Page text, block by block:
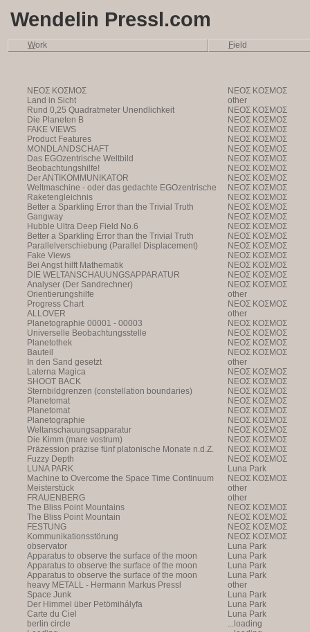
Wendelin Pressl.com
Work Field
NEOΣ KOΣMOΣ
NEOΣ KOΣMOΣ
Land in Sicht
other
Rund 0,25 Quadratmeter Unendlichkeit
NEOΣ KOΣMOΣ
Die Planeten B
NEOΣ KOΣMOΣ
FAKE VIEWS
NEOΣ KOΣMOΣ
Product Features
NEOΣ KOΣMOΣ
MONDLANDSCHAFT
NEOΣ KOΣMOΣ
Das EGOzentrische Weltbild
NEOΣ KOΣMOΣ
Beobachtungshilfe!
NEOΣ KOΣMOΣ
Der ANTIKOMMUNIKATOR
NEOΣ KOΣMOΣ
Weltmaschine - oder das gedachte EGOzentrische
Weltbild
NEOΣ KOΣMOΣ
Raketengleichnis
NEOΣ KOΣMOΣ
Better a Sparkling Error than the Trivial Truth
NEOΣ KOΣMOΣ
Gangway
NEOΣ KOΣMOΣ
Hubble Ultra Deep Field No.6
NEOΣ KOΣMOΣ
Better a Sparkling Error than the Trivial Truth
NEOΣ KOΣMOΣ
Parallelverschiebung (Parallel Displacement)
NEOΣ KOΣMOΣ
Fake Views
NEOΣ KOΣMOΣ
Bei Angst hilft Mathematik
NEOΣ KOΣMOΣ
DIE WELTANSCHAUUNGSAPPARATUR
NEOΣ KOΣMOΣ
Analyser (Der Sandrechner)
NEOΣ KOΣMOΣ
Orientierungshilfe
other
Progress Chart
NEOΣ KOΣMOΣ
ALLOVER
other
Planetographie 00001 - 00003
NEOΣ KOΣMOΣ
Universelle Beobachtungsstelle
NEOΣ KOΣMOΣ
Planetothek
NEOΣ KOΣMOΣ
Bauteil
NEOΣ KOΣMOΣ
In den Sand gesetzt
other
Laterna Magica
NEOΣ KOΣMOΣ
SHOOT BACK
NEOΣ KOΣMOΣ
Sternbildgrenzen (constellation boundaries)
NEOΣ KOΣMOΣ
Planetomat
NEOΣ KOΣMOΣ
Planetomat
NEOΣ KOΣMOΣ
Planetographie
NEOΣ KOΣMOΣ
Weltanschauungsapparatur
NEOΣ KOΣMOΣ
Die Kimm (mare vostrum)
NEOΣ KOΣMOΣ
Präzession präzise fünf platonische Monate n.d.Z.
NEOΣ KOΣMOΣ
Fuzzy Depth
NEOΣ KOΣMOΣ
LUNA PARK
Luna Park
Machine to Overcome the Space Time Continuum
NEOΣ KOΣMOΣ
Meisterstück
other
FRAUENBERG
other
The Bliss Point Mountains
NEOΣ KOΣMOΣ
The Bliss Point Mountain
NEOΣ KOΣMOΣ
FESTUNG
NEOΣ KOΣMOΣ
Kommunikationsstörung
NEOΣ KOΣMOΣ
observator
Luna Park
Apparatus to observe the surface of the moon
Luna Park
Apparatus to observe the surface of the moon
Luna Park
Apparatus to observe the surface of the moon
Luna Park
heavy METALL - Hermann Markus Pressl
other
Space Junk
Luna Park
Der Himmel über Petömihályfa
Luna Park
Carte du Ciel
Luna Park
berlin circle
...loading